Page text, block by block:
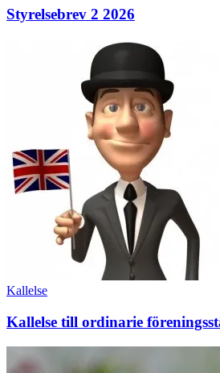
Styrelsebrev 2 2026
föreningsstämma
Kallelse
Kallelse till ordinarie
FÖR